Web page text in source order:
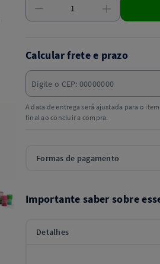
Calcular frete e prazo
A data de entrega será ajustada para o
final ao concluir a compra.
Formas de pagamento
Importante saber sobre
Detalhes